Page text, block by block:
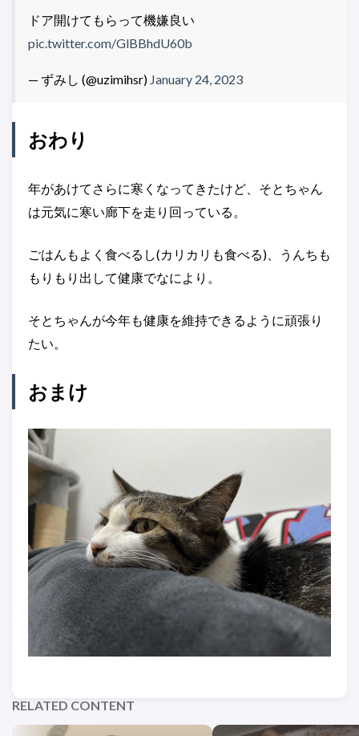
ドア開けてもらって機嫌良い
pic.twitter.com/GlBBhdU60b
— ずみし (@uzimihsr) January 24, 2023
おわり
年があけてさらに寒くなってきたけど、そとちゃん
は元気に寒い廊下を走り回っている。
ごはんもよく食べるし(カリカリも食べる)、うんちも
もりもり出して健康でなにより。
そとちゃんが今年も健康を維持できるように頑張り
たい。
おまけ
RELATED CONTENT